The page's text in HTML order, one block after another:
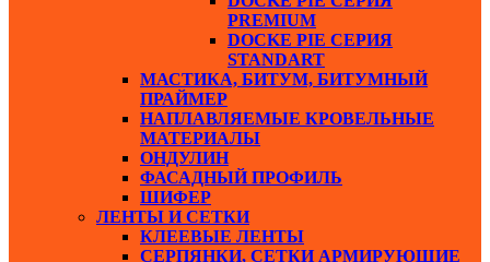
PREMIUM
DOCKE PIE СЕРИЯ
STANDART
МАСТИКА, БИТУМ, БИТУМНЫЙ
ПРАЙМЕР
НАПЛАВЛЯЕМЫЕ КРОВЕЛЬНЫЕ
МАТЕРИАЛЫ
ОНДУЛИН
ФАСАДНЫЙ ПРОФИЛЬ
ШИФЕР
ЛЕНТЫ И СЕТКИ
КЛЕЕВЫЕ ЛЕНТЫ
СЕРПЯНКИ, СЕТКИ АРМИРУЮЩИЕ